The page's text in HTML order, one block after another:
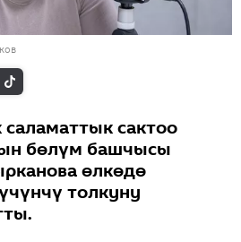
сактоо
бөлүм башчысы
өлкөдө
толкуну